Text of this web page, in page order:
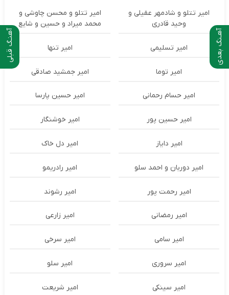
آهنـگ قبلی آهـنگ بعدی
امیر تتلو و شادمهر عقیلی و
وحید قادری
امیر تتلو و محسن چاوشی و
محمد میراد و حسین و شایع
امیر تسلیمی امیر تنها
امیر توما امیر جمشید صادقی
امیر حسام رحمانی امیر حسین پارسا
امیر حسین پور امیر خوشنگار
امیر دایاز امیر دل خاک
امیر دوربان و احمد سلو امیر رادریمو
امیر رحمت پور امیر رشوند
امیر رمضانی امیر زارعی
امیر سامی امیر سرخی
امیر سروری امیر سلو
امیر سینکی امیر شریعت